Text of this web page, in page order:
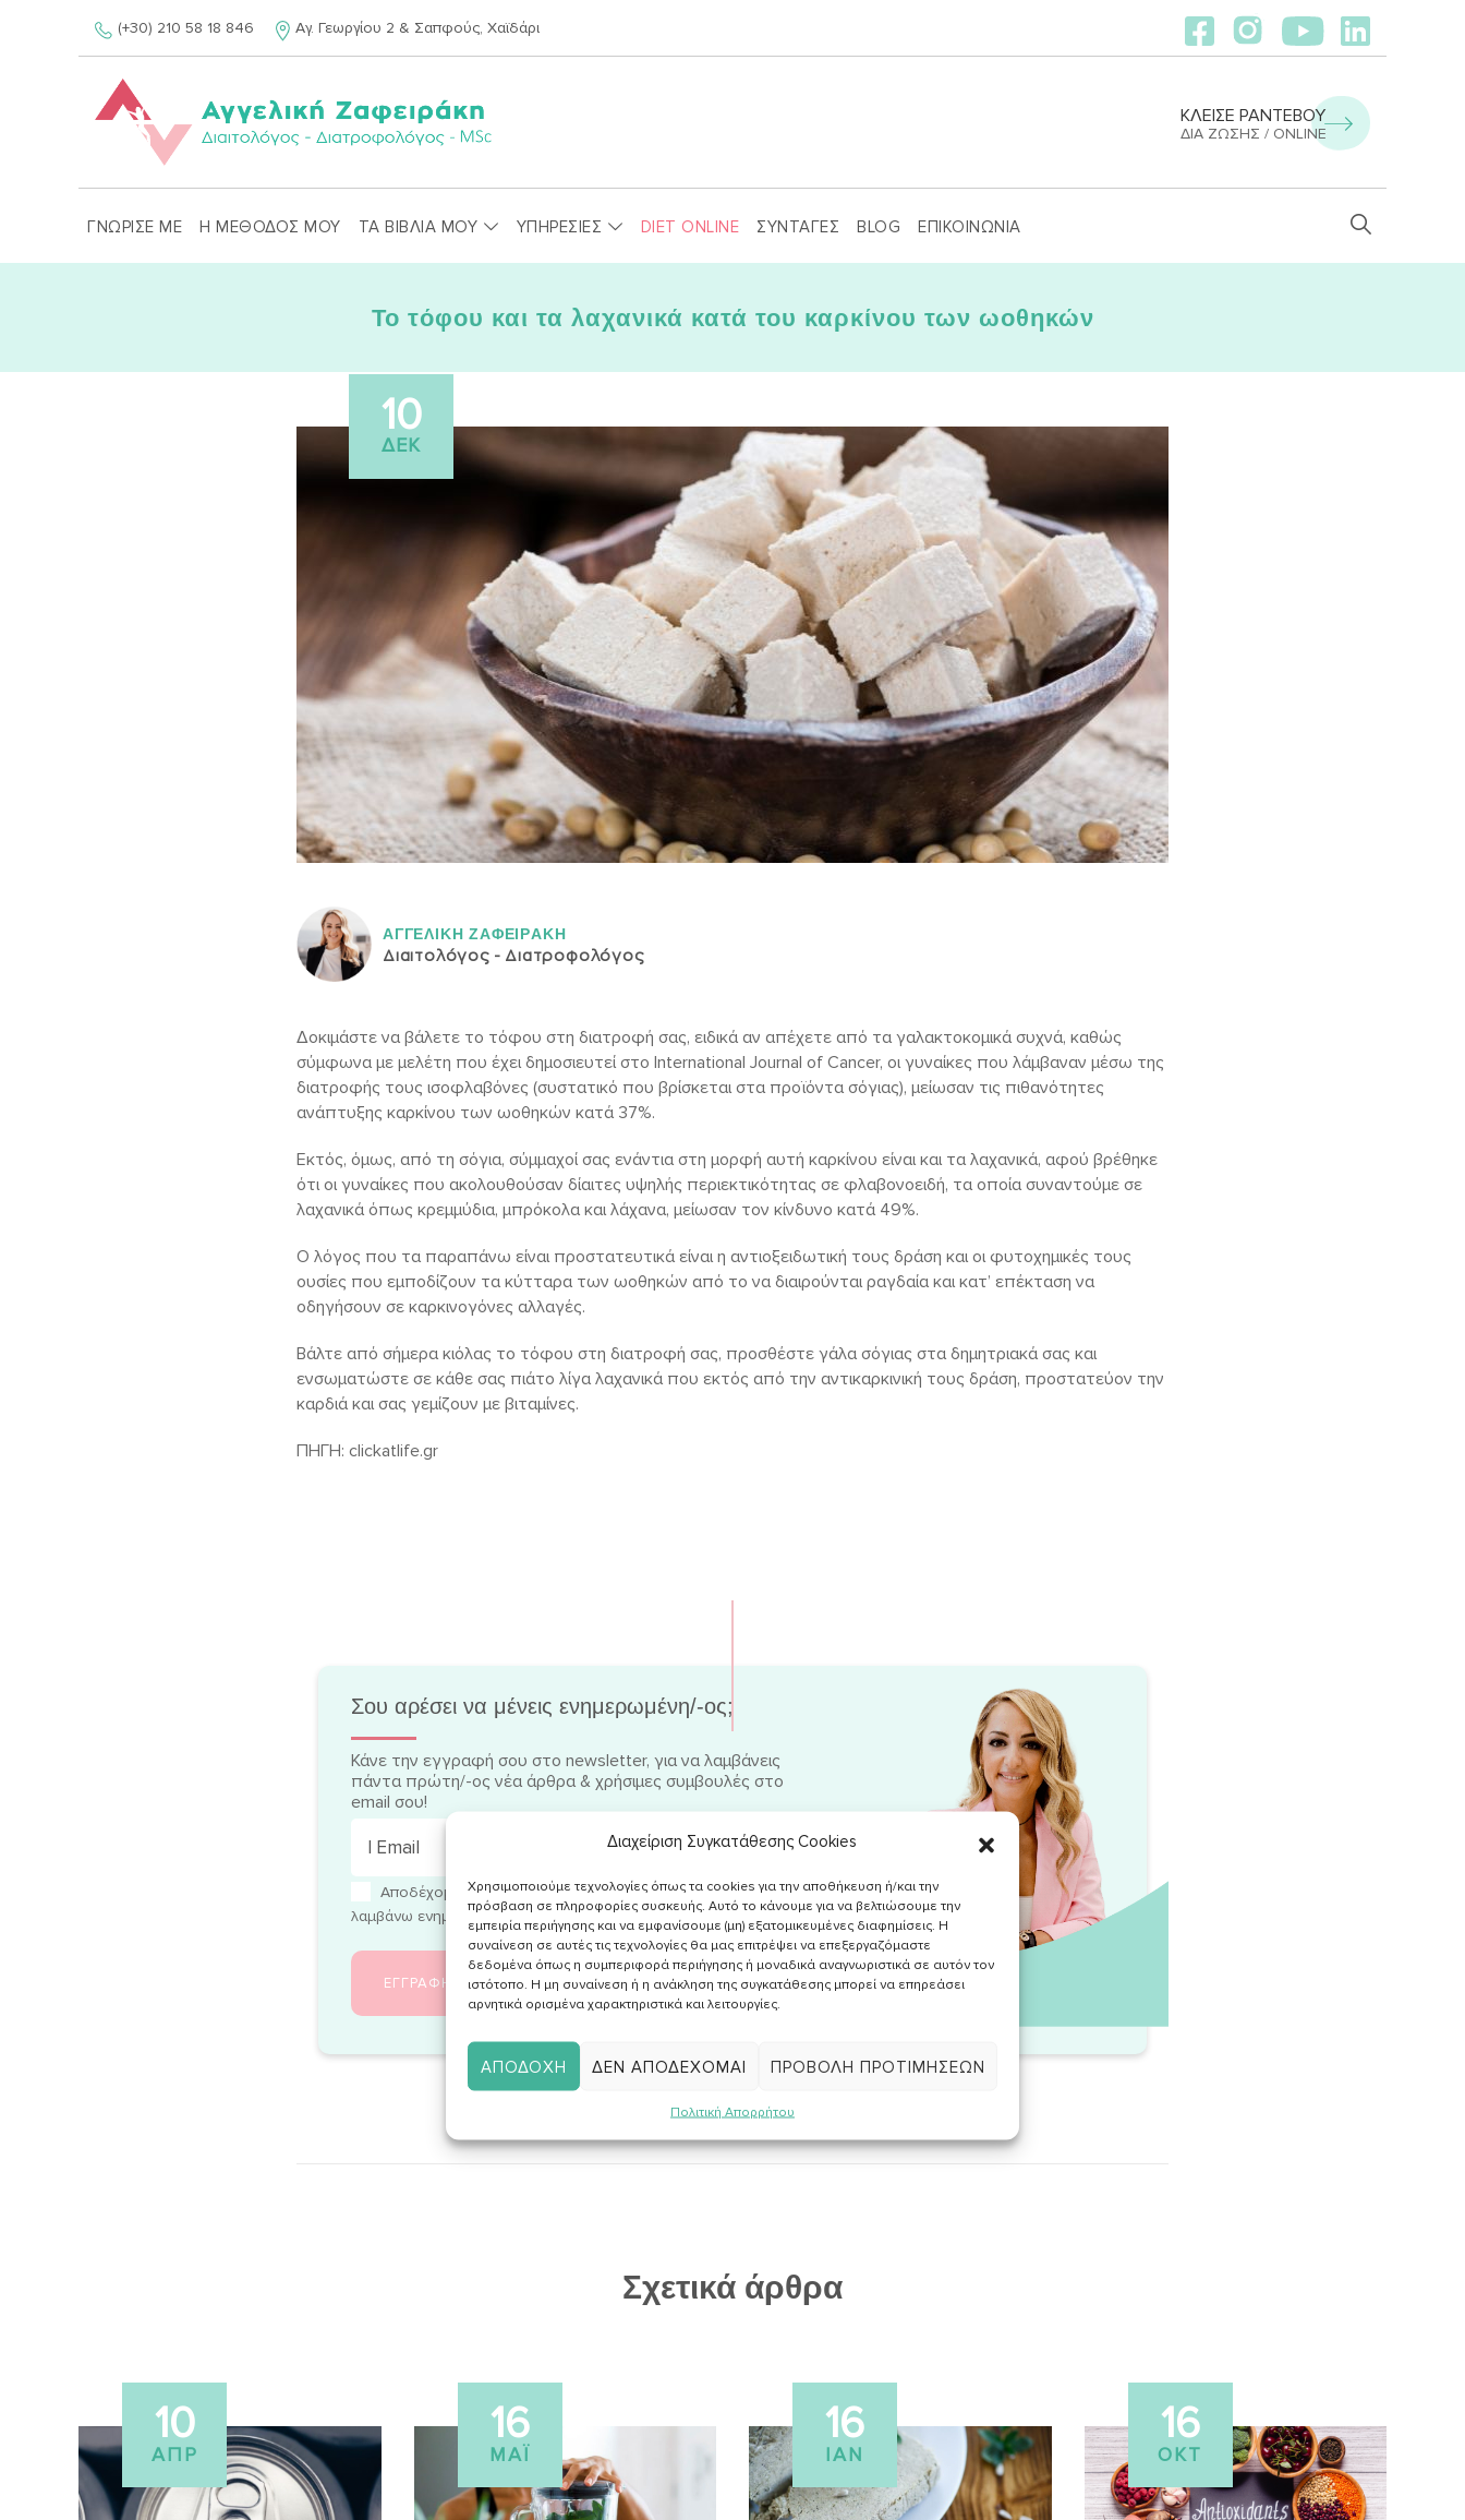
Διαχείριση Συγκατάθεσης Cookies
Χρησιμοποιούμε τεχνολογίες όπως τα cookies για την αποθήκευση ή/και την
πρόσβαση σε πληροφορίες συσκευής. Αυτό το κάνουμε για να βελτιώσουμε την
εμπειρία περιήγησης και να εμφανίσουμε (μη) εξατομικευμένες διαφημίσεις. Η
συναίνεση σε αυτές τις τεχνολογίες θα μας επιτρέψει να επεξεργαζόμαστε
δεδομένα όπως η συμπεριφορά περιήγησης ή μοναδικά αναγνωριστικά σε αυτόν τον
ιστότοπο. Η μη συναίνεση ή η ανάκληση της συγκατάθεσης μπορεί να επηρεάσει
αρνητικά ορισμένα χαρακτηριστικά και λειτουργίες.
ΑΠΟΔΟΧΉ ΔΕΝ ΑΠΟΔΈΧΟΜΑΙ ΠΡΟΒΟΛΉ ΠΡΟΤΙΜΉΣΕΩΝ
Πολιτική Απορρήτου
(+30) 210 58 18 846 Αγ. Γεωργίου 2 & Σαπφούς, Χαϊδάρι
ΚΛΕΙΣΕ ΡΑΝΤΕΒΟΥ
ΔΙΑ ΖΏΣΗΣ / ONLINE
ΓΝΩΡΙΣΕ ΜΕ Η ΜΕΘΟΔΟΣ ΜΟΥ ΤΑ ΒΙΒΛΙΑ ΜΟΥ ΥΠΗΡΕΣΙΕΣ DIET ONLINE ΣΥΝΤΑΓΕΣ BLOG ΕΠΙΚΟΙΝΩΝΙΑ
Το τόφου και τα λαχανικά κατά του καρκίνου των ωοθηκών
10
ΔΕΚ
ΑΓΓΕΛΙΚH ΖΑΦΕΙΡAΚΗ
Διαιτολόγος - Διατροφολόγος
Δοκιμάστε να βάλετε το τόφου στη διατροφή σας, ειδικά αν απέχετε από τα γαλακτοκομικά συχνά, καθώς
σύμφωνα με μελέτη που έχει δημοσιευτεί στο International Journal of Cancer, οι γυναίκες που λάμβαναν μέσω της
διατροφής τους ισοφλαβόνες (συστατικό που βρίσκεται στα προϊόντα σόγιας), μείωσαν τις πιθανότητες
ανάπτυξης καρκίνου των ωοθηκών κατά 37%.
Εκτός, όμως, από τη σόγια, σύμμαχοί σας ενάντια στη μορφή αυτή καρκίνου είναι και τα λαχανικά, αφού βρέθηκε
ότι οι γυναίκες που ακολουθούσαν δίαιτες υψηλής περιεκτικότητας σε φλαβονοειδή, τα οποία συναντούμε σε
λαχανικά όπως κρεμμύδια, μπρόκολα και λάχανα, μείωσαν τον κίνδυνο κατά 49%.
Ο λόγος που τα παραπάνω είναι προστατευτικά είναι η αντιοξειδωτική τους δράση και οι φυτοχημικές τους
ουσίες που εμποδίζουν τα κύτταρα των ωοθηκών από το να διαιρούνται ραγδαία και κατ’ επέκταση να
οδηγήσουν σε καρκινογόνες αλλαγές.
Βάλτε από σήμερα κιόλας το τόφου στη διατροφή σας, προσθέστε γάλα σόγιας στα δημητριακά σας και
ενσωματώστε σε κάθε σας πιάτο λίγα λαχανικά που εκτός από την αντικαρκινική τους δράση, προστατεύον την
καρδιά και σας γεμίζουν με βιταμίνες.
ΠΗΓΗ: clickatlife.gr
Σου αρέσει να μένεις ενημερωμένη/-ος;
Κάνε την εγγραφή σου στο newsletter, για να λαμβάνεις
πάντα πρώτη/-ος νέα άρθρα & χρήσιμες συμβουλές στο
email σου!
Αποδέχομαι τηνΠολιτική Απορρήτουκαι επιθυμώ να
λαμβάνω ενημερωτικό υλικό σχετικά με συνταγές, νέα, άρθρα κα.
Σχετικά άρθρα
10
ΑΠΡ
16
ΜΆΙ
16
ΙΑΝ
16
ΟΚΤ